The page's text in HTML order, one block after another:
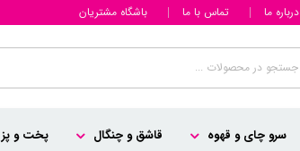
درباره ما تماس با ما باشگاه مشتریان
سرو چای و قهوه قاشق و چنگال پخت و پز